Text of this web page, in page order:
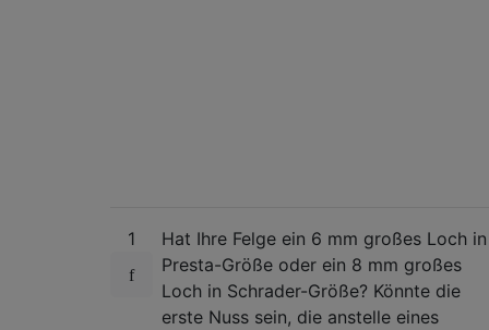
1
Hat Ihre Felge ein 6 mm großes Loch in
Presta-Größe oder ein 8 mm großes
Loch in Schrader-Größe? Könnte die
erste Nuss sein, die anstelle eines